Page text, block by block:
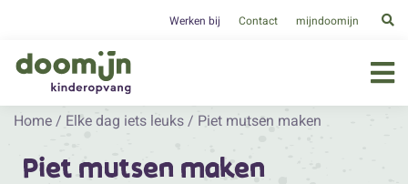
Werken bij Contact mijndoomijn
Home / Elke dag iets leuks / Piet mutsen maken
Piet mutsen maken